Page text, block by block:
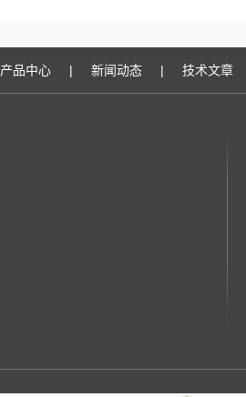
产品中心 | 新闻动态 | 技术文章